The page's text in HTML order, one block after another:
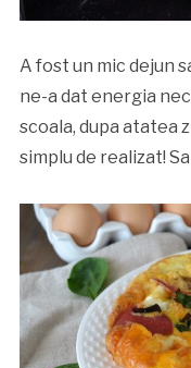
A fost un mic dejun
ne-a dat energia
scoala, dupa atatea
simplu de realizat!